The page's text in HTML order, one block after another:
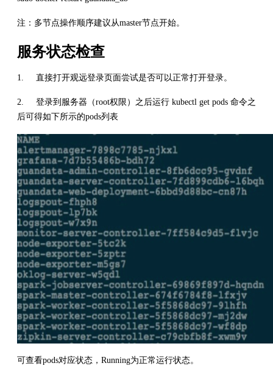
注：多节点操作顺序建议从master节点开始。
服务状态检查
1. 直接打开观远登录页面尝试是否可以正常打开登录。
2. 登录到服务器（root权限）之后运行 kubectl get pods 命令之
后可得如下所示的pods列表
可查看pods对应状态，Running为正常运行状态。